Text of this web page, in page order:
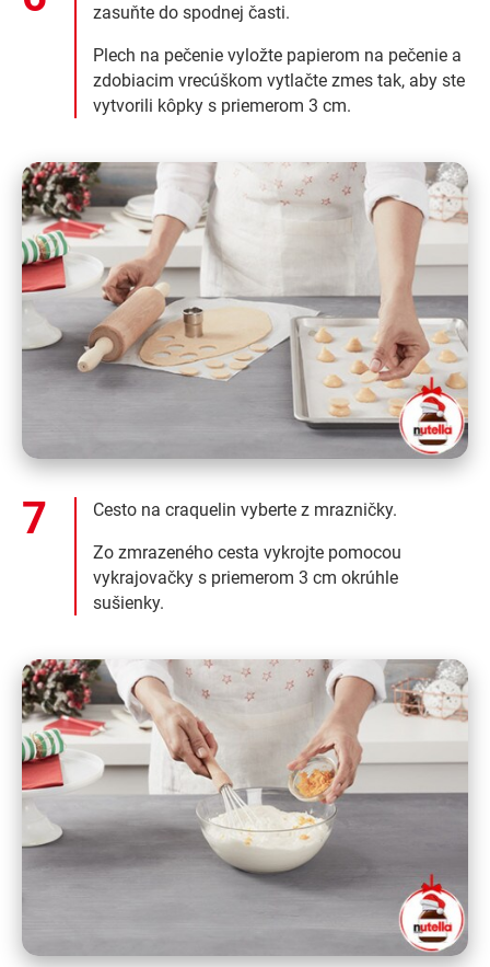
zasuňte do spodnej časti.
Plech na pečenie vyložte papierom na pečenie a
zdobiacim vrecúškom vytlačte zmes tak, aby ste
vytvorili kôpky s priemerom 3 cm.
Cesto na craquelin vyberte z mrazničky.
Zo zmrazeného cesta vykrojte pomocou
vykrajovačky s priemerom 3 cm okrúhle
sušienky.